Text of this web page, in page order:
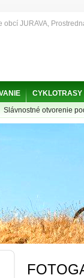
CYKLOTRASY
Slávnostné otvorenie
obcí JURAVA,